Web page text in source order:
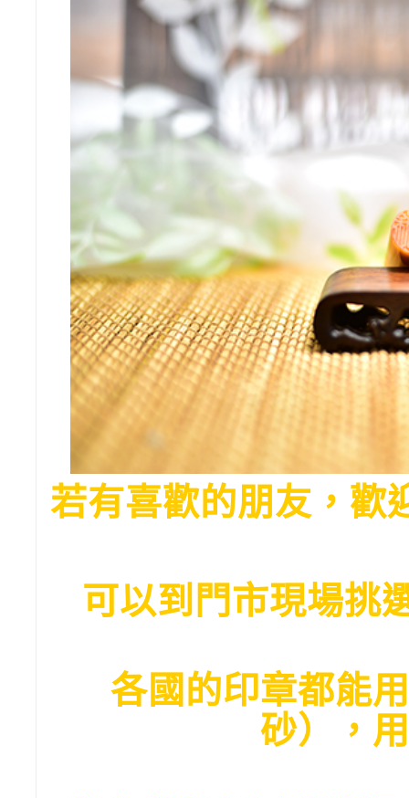
若有喜歡的朋友，歡
可以到門市現場挑
各國的印章都能
砂），